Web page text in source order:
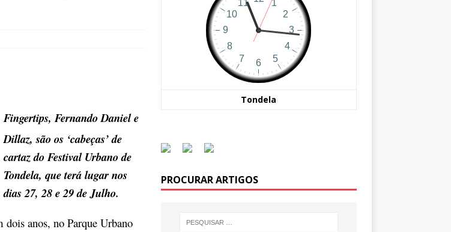
Fingertips, Fernando Daniel e
Dillaz, são os ‘cabeças’ de
cartaz do Festival Urbano de
Tondela, que terá lugar nos
dias 27, 28 e 29 de Julho.
dois anos, no Parque Urbano
Tondela
PROCURAR ARTIGOS